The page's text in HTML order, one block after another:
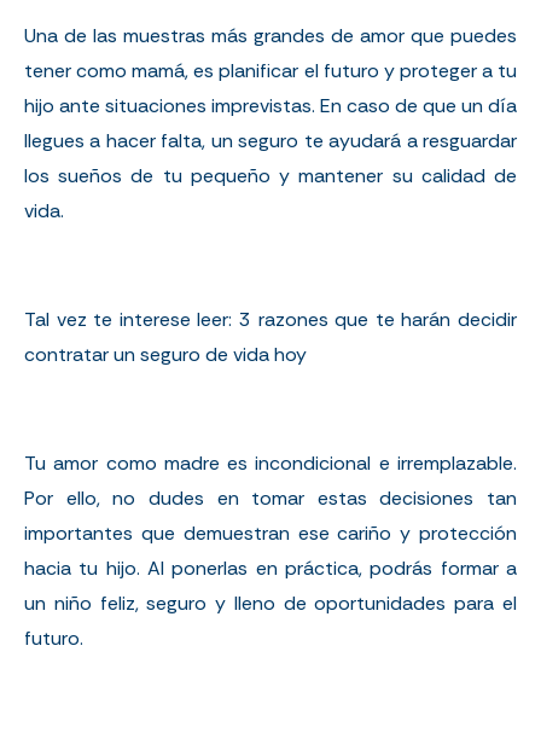
Una de las muestras más grandes de amor que puedes
tener como mamá, es planificar el futuro y proteger a tu
hijo ante situaciones imprevistas. En caso de que un día
llegues a hacer falta, un seguro te ayudará a resguardar
los sueños de tu pequeño y mantener su calidad de
vida.
Tal vez te interese leer: 3 razones que te harán decidir
contratar un seguro de vida hoy
Tu amor como madre es incondicional e irremplazable.
Por ello, no dudes en tomar estas decisiones tan
importantes que demuestran ese cariño y protección
hacia tu hijo. Al ponerlas en práctica, podrás formar a
un niño feliz, seguro y lleno de oportunidades para el
futuro.